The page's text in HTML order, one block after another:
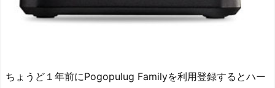
ちょうど１年前にPogopulug Familyを利用登録するとハー